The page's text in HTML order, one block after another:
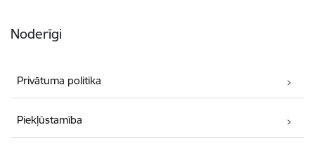
Noderīgi
Privātuma politika
Piekļūstamība